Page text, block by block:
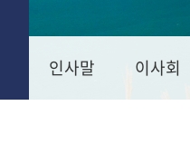
인사말 이사회